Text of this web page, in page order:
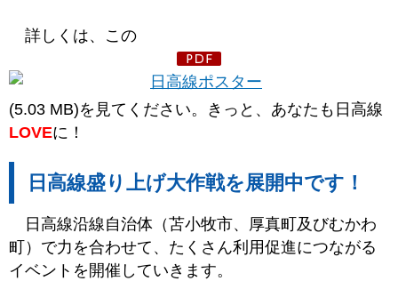
詳しくは、この
(5.03 MB)を見てください。きっと、あなたも日高線
LOVEに！
日高線盛り上げ大作戦を展開中です！
日高線沿線自治体（苫小牧市、厚真町及びむかわ
町）で力を合わせて、たくさん利用促進につながる
イベントを開催していきます。